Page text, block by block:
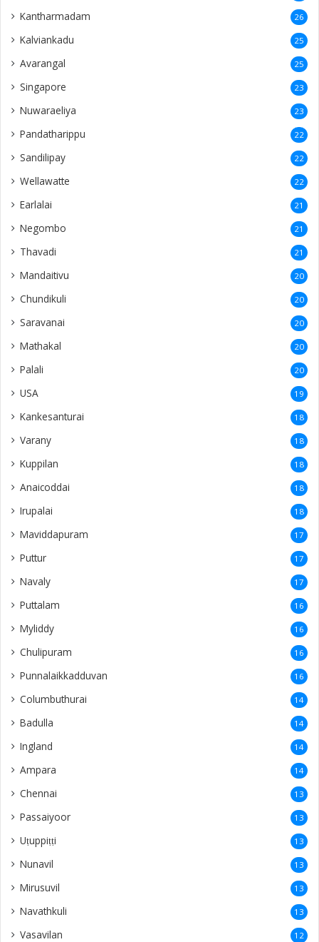
Kantharmadam 26
Kalviankadu 25
Avarangal 25
Singapore 23
Nuwaraeliya 23
Pandatharippu 22
Sandilipay 22
Wellawatte 22
Earlalai 21
Negombo 21
Thavadi 21
Mandaitivu 20
Chundikuli 20
Saravanai 20
Mathakal 20
Palali 20
USA 19
Kankesanturai 18
Varany 18
Kuppilan 18
Anaicoddai 18
Irupalai 18
Maviddapuram 17
Puttur 17
Navaly 17
Puttalam 16
Myliddy 16
Chulipuram 16
Punnalaikkadduvan 16
Columbuthurai 14
Badulla 14
Ingland 14
Ampara 14
Chennai 13
Passaiyoor 13
Uṭuppiṭṭi 13
Nunavil 13
Mirusuvil 13
Navathkuli 13
Vasavilan 12